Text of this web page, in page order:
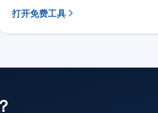
打开免费工具